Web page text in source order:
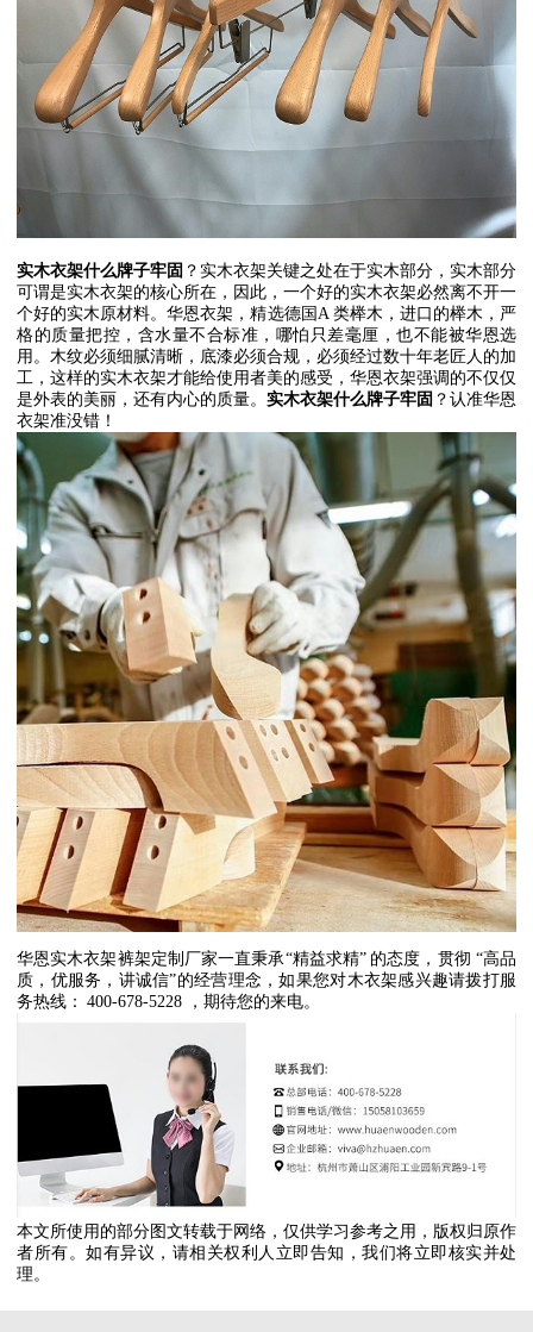
实木衣架什么牌子牢固 ？实木衣架关键之处在于实木部分，实木部分
可谓是实木衣架的核心所在，因此，一个好的实木衣架必然离不开一
个好的实木原材料。华恩衣架，精选德国 A 类榉木，进口的榉木，严
格的质量把控，含水量不合标准，哪怕只差毫厘，也不能被华恩选
用。木纹必须细腻清晰，底漆必须合规，必须经过数十年老匠人的加
工，这样的实木衣架才能给使用者美的感受，华恩衣架强调的不仅仅
是外表的美丽，还有内心的质量。 实木衣架什么牌子牢固 ？认准华恩
衣架准没错！
华恩实木衣架裤架定制厂家一直秉承“精益求精” 的态度，贯彻 “高品
质，优服务，讲诚信”的经营理念，如果您对木衣架感兴趣请拨打服
务热线： 400-678-5228 ，期待您的来电。
本文所使用的部分图文转载于网络，仅供学习参考之用，版权归原作
者所有。如有异议，请相关权利人立即告知，我们将立即核实并处
理。